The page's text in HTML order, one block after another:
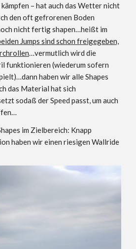
– hat auch das Wetter nicht
den oft gefrorenen Boden
nicht fertig shapen…heißt im
Jumps sind schon freigegeben,
…vermutlich wird die
funktionieren (wiederum sofern
haben wir alle Shapes
das Material hat sich
sodaß der Speed passt, um auch
im Zielbereich: Knapp
haben wir einen riesigen Wallride